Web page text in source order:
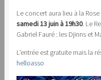
Le concert aura lieu à la
samedi 13 juin à 19h30. Le
Gabriel Fauré : les Djinns et
L’entrée est gratuite mais la
helloasso